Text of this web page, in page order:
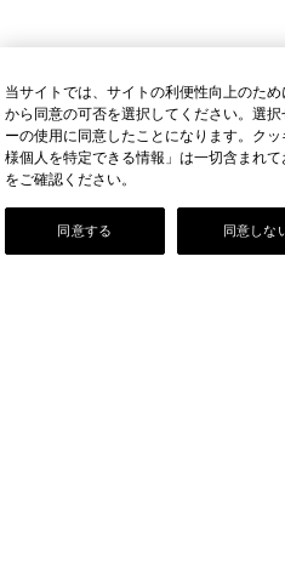
You
当サイトでは、サイトの利便性向上のた
から同意の可否を選択してください。選
ーの使用に同意したことになります。ク
様個人を特定できる情報」は一切含まれ
をご確認ください。
同意しな
同意する